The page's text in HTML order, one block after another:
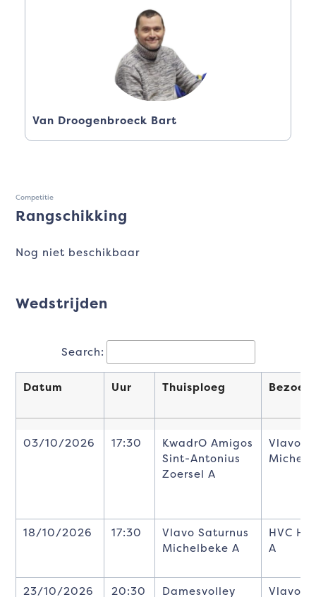
Van Droogenbroeck Bart
Rangschikking
Competitie
Nog niet beschikbaar
Wedstrijden
Search:
Datum Uur Thuisploeg
03/10/2026
17:30
KwadrO Amigos
Sint-Antonius
Zoersel A
Vlavo
18/10/2026 17:30
Vlavo Saturnus
Michelbeke A
HVC
A
23/10/2026 20:30
Damesvolley
Vlavo